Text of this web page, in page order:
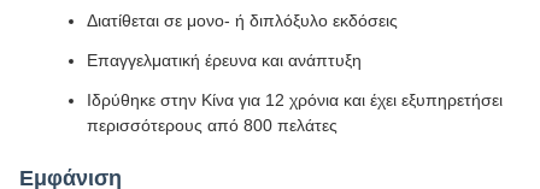
Διατίθεται σε μονο- ή διπλόξυλο εκδόσεις
Επαγγελματική έρευνα και ανάπτυξη
Ιδρύθηκε στην Κίνα για 12 χρόνια και έχει εξυπηρετήσει
περισσότερους από 800 πελάτες
Εμφάνιση